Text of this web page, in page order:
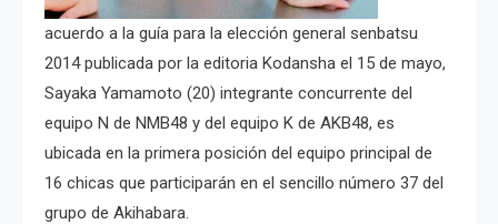
acuerdo a la guía para la elección general senbatsu
2014 publicada por la editoria Kodansha el 15 de mayo,
Sayaka Yamamoto (20) integrante concurrente del
equipo N de NMB48 y del equipo K de AKB48, es
ubicada en la primera posición del equipo principal de
16 chicas que participarán en el sencillo número 37 del
grupo de Akihabara.